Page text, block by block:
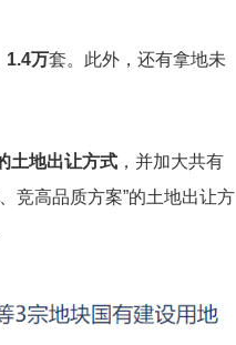
1.4万套。此外，还有拿地未
土地出让方式 ，并加大共有
竞高品质方案”的土地出让方